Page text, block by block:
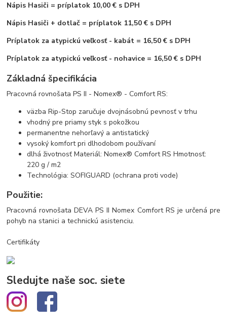
Nápis Hasiči = príplatok 10,00 € s DPH
Nápis Hasiči + dotlač = príplatok 11,50 € s DPH
Príplatok za atypickú veľkosť - kabát = 16,50 € s DPH
Príplatok za atypickú veľkosť - nohavice = 16,50 € s DPH
Základná špecifikácia
Pracovná rovnošata PS II - Nomex® - Comfort RS:
väzba Rip-Stop zaručuje dvojnásobnú pevnosť v trhu
vhodný pre priamy styk s pokožkou
permanentne nehorľavý a antistatický
vysoký komfort pri dlhodobom používaní
dlhá životnosť Materiál: Nomex® Comfort RS Hmotnosť:
220 g / m2
Technológia: SOFIGUARD (ochrana proti vode)
Použitie:
Pracovná rovnošata DEVA PS II Nomex Comfort RS je určená pre
pohyb na stanici a technickú asistenciu.
Certifikáty
Sledujte naše soc. siete